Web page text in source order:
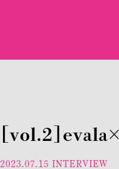
［vol.2］
2023.07.15 INTERVIEW